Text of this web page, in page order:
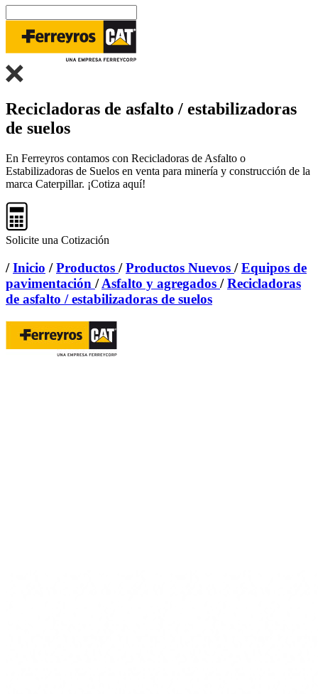
Recicladoras de asfalto / estabilizadoras
de suelos
En Ferreyros contamos con Recicladoras de Asfalto o
Estabilizadoras de Suelos en venta para minería y construcción de la
marca Caterpillar. ¡Cotiza aquí!
Solicite una Cotización
/Inicio /Productos /Productos Nuevos /Equipos de
pavimentación /Asfalto y agregados /Recicladoras
de asfalto / estabilizadoras de suelos